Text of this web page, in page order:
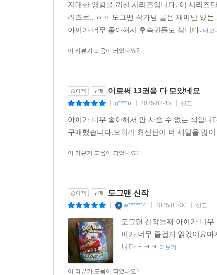
지대한 영향을 끼친 시리즈입니다. 이 시리즈
리즈로.. ㅎㅎ 도그맨 작가님 글은 재미만 있
아이가 너무 좋아해서 후속권들도 삽니다. 더보
이 리뷰가 도움이 되었나요?
종이책 구매 이로써 13권을 다 모았네요
g****u 2025-02-15 신고
아이가 너무 좋아해서 안 사줄 수 없는 책입니
구매했습니다.오히려 최신판이 더 세일을 많
이 리뷰가 도움이 되었나요?
종이책 구매 도그맨 신작
w******4 2025-01-30 신고
도그맨 신작둘째 아이가 너
이가 너무 즐겁게 읽었어요
니다ㅋㅋㅋ 더보기
이 리뷰가 도움이 되었나요?